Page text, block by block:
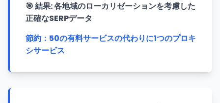
🎯結果: 各地域のローカリゼーションを考慮した
正確なSERPデータ
節約：50の有料サービスの代わりに1つのプロキ
シサービス